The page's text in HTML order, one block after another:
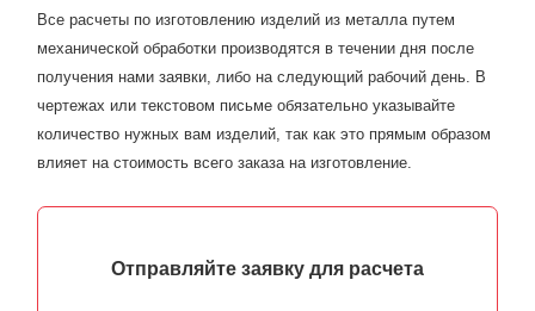
Все расчеты по изготовлению изделий из металла путем
механической обработки производятся в течении дня после
получения нами заявки, либо на следующий рабочий день. В
чертежах или текстовом письме обязательно указывайте
количество нужных вам изделий, так как это прямым образом
влияет на стоимость всего заказа на изготовление.
Отправляйте заявку для расчета